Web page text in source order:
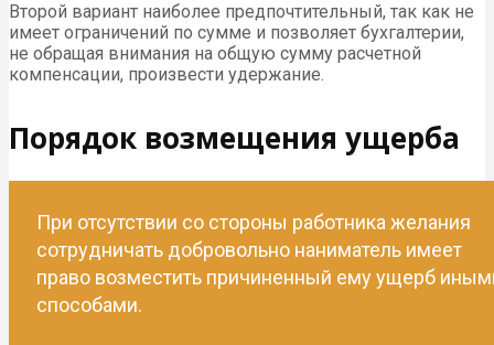
Второй вариант наиболее предпочтительный, так как не
имеет ограничений по сумме и позволяет бухгалтерии,
не обращая внимания на общую сумму расчетной
компенсации, произвести удержание.
Порядок возмещения ущерба
При отсутствии со стороны работника желания
сотрудничать добровольно наниматель имеет
право возместить причиненный ему ущерб
способами.